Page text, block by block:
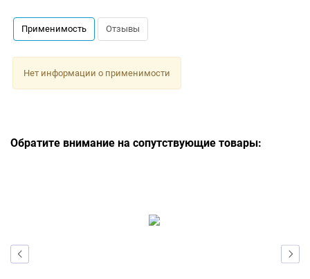
Применимость Отзывы
Нет информации о применимости
Обратите внимание на сопутствующие товары: